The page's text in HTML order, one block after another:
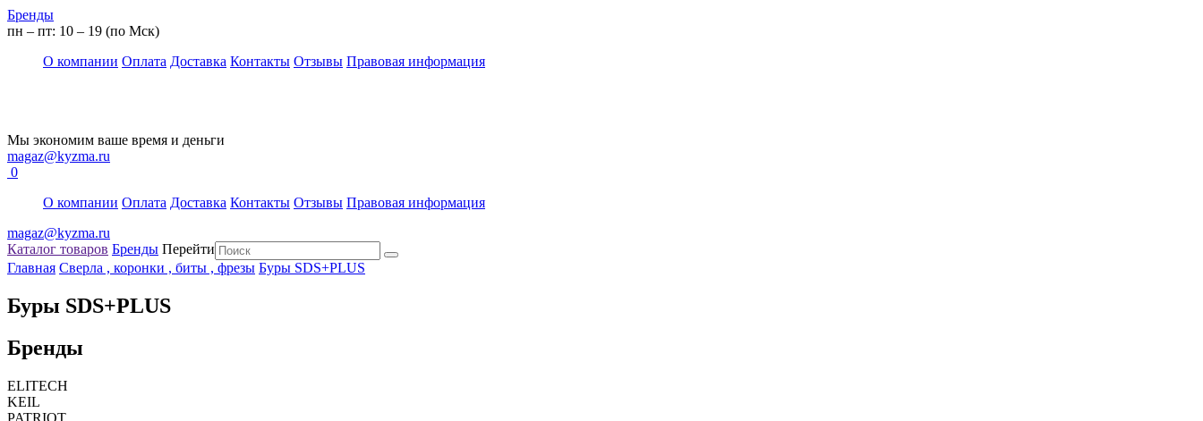
Бренды
пн – пт: 10 – 19 (по Мск)
О компании Оплата Доставка Контакты Отзывы Правовая информация
Мы экономим ваше время и деньги
magaz@kyzma.ru
0
О компании Оплата Доставка Контакты Отзывы Правовая информация
magaz@kyzma.ru
Каталог товаров Бренды Перейти
Главная Сверла , коронки , биты , фрезы Буры SDS+PLUS
Буры SDS+PLUS
Бренды
ELITECH
KEIL
PATRIOT